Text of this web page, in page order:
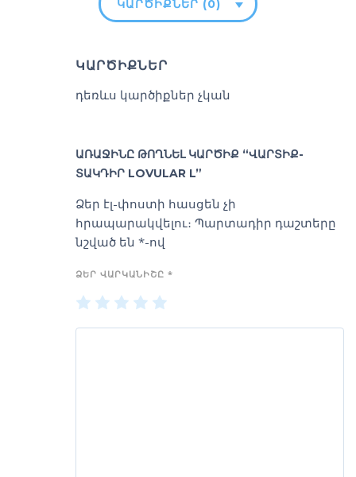
ԿԱՐԾԻՔՆԵՐ (0)
ԿԱՐԾԻՔՆԵՐ
դեռևս կարծիքներ չկան
ԱՌԱՋԻՆԸ ԹՈՂՆԵԼ ԿԱՐԾԻՔ “ՎԱՐՏԻՔ-
ՏԱԿԴԻՐ LOVULAR L”
Ձեր էլ-փոստի հասցեն չի
հրապարակվելու։ Պարտադիր դաշտերը
նշված են *-ով
ՁԵՐ ՎԱՐԿԱՆԻՇԸ *
1
of
2
of
3
of
4
of of